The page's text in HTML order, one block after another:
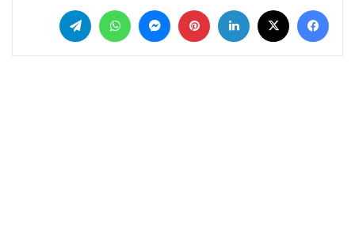
فيسبوك لينكدإن بينتيريست
ماسنجر واتساب